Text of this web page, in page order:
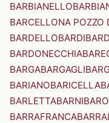
BARBIANELLO
BARCELLONA POZZO
BARDELLOBARDI
BARDONECCHIA
BARGABARGAGLI
BARIANOBARICELLA
BARLETTABARNI
BARRAFRANCA